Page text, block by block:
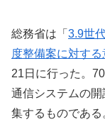
総務省は「 3.9世
度整備案に対す
21日に行った。
通信システムの
集するものである